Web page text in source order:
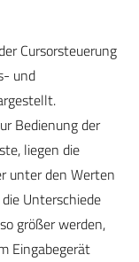
Cursorsteuerung
und
Bedienung der
liegen die
unter den Werten
Unterschiede
größer werden,
Eingabegerät